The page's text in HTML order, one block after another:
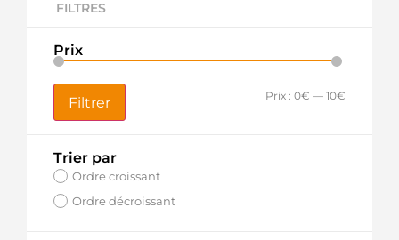
FILTRES
Prix
Filtrer Prix : 0€ — 10€
Trier par
Ordre croissant
Ordre décroissant